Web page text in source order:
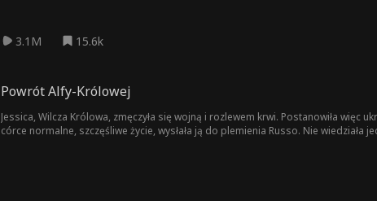
3.1M 15.6k
Powrót Alfy-Królowej
Jessica, Wilcza Królowa, zmęczyła się wojną i rozlewem krwi. Postanowiła więc
córce normalne, szczęśliwe życie, wysłała ją do plemienia Russo. Nie